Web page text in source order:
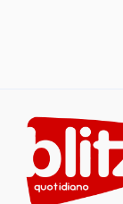
content